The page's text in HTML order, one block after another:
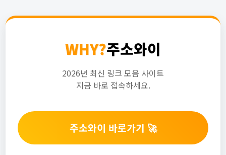
WHY?주소와이
2026년 최신 링크 모음 사이트
지금 바로 접속하세요.
주소와이 바로가기 🚀